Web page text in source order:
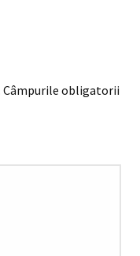
Câmpurile obligatorii